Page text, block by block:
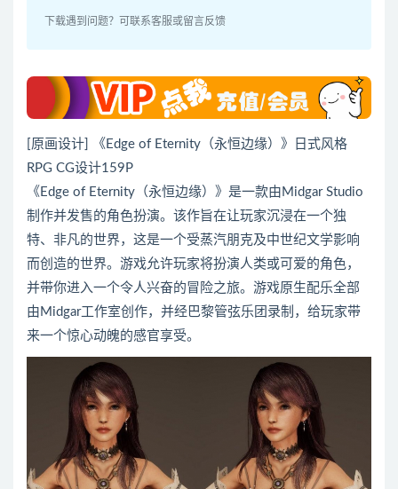
下载遇到问题？可联系客服或留言反馈
[原画设计] 《Edge of Eternity（永恒边缘）》日式风格
RPG CG设计159P
《Edge of Eternity（永恒边缘）》是一款由Midgar Studio
制作并发售的角色扮演。该作旨在让玩家沉浸在一个独
特、非凡的世界，这是一个受蒸汽朋克及中世纪文学影响
而创造的世界。游戏允许玩家将扮演人类或可爱的角色，
并带你进入一个令人兴奋的冒险之旅。游戏原生配乐全部
由Midgar工作室创作，并经巴黎管弦乐团录制，给玩家带
来一个惊心动魄的感官享受。